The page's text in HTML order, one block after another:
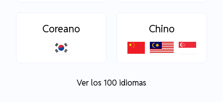
Coreano Chino
Ver los 100 idiomas